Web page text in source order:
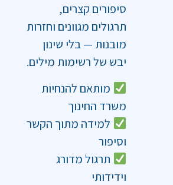
סיפורים קצרים,
תרגולים מגוונים וחזרות
מובנות — בלי שינון
יבש של רשימות מילים.
מותאם להנחיות
משרד החינוך
למידה מתוך הקשר
וסיפור
תרגול מדורג
וידידותי